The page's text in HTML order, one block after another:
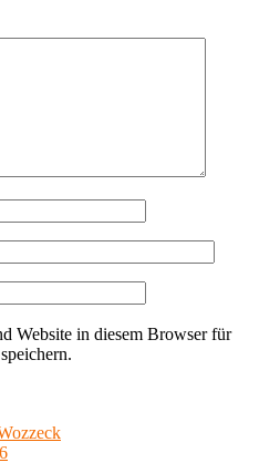
Website in diesem Browser für